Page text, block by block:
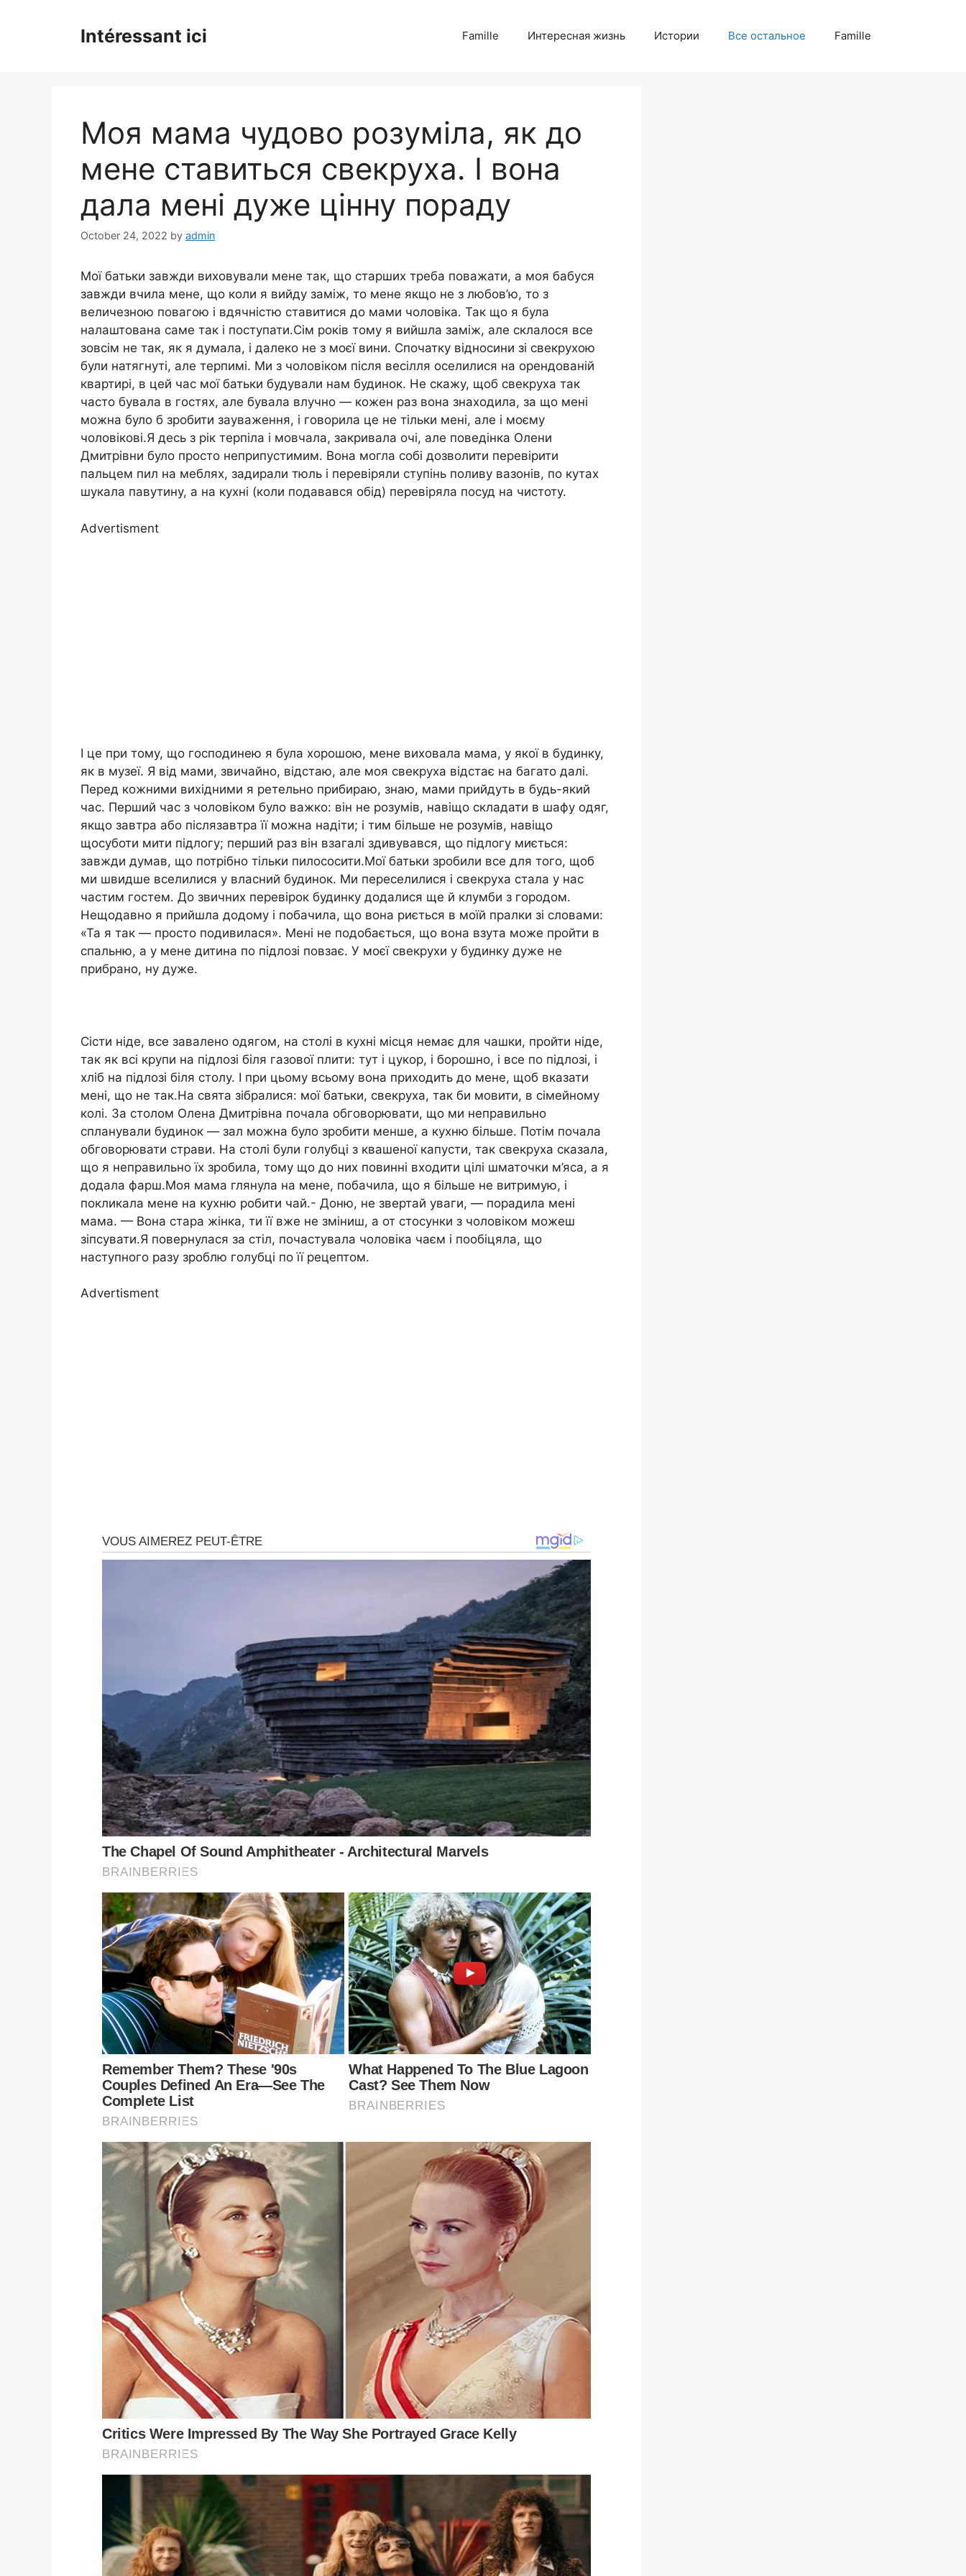
Intéressant ici Famille Интересная жизнь Истории Все остальное Famille
Моя мама чудово розуміла, як до
мене ставиться свекруха. І вона
дала мені дуже цінну пораду
October 24, 2022 by admin
Мої батьки завжди виховували мене так, що старших треба поважати, а моя бабуся
завжди вчила мене, що коли я вийду заміж, то мене якщо не з любов’ю, то з
величезною повагою і вдячністю ставитися до мами чоловіка. Так що я була
налаштована саме так і поступати.Сім років тому я вийшла заміж, але склалося все
зовсім не так, як я думала, і далеко не з моєї вини. Спочатку відносини зі свекрухою
були натягнуті, але терпимі. Ми з чоловіком після весілля оселилися на орендованій
квартирі, в цей час мої батьки будували нам будинок. Не скажу, щоб свекруха так
часто бувала в гостях, але бувала влучно — кожен раз вона знаходила, за що мені
можна було б зробити зауваження, і говорила це не тільки мені, але і моєму
чоловікові.Я десь з рік терпіла і мовчала, закривала очі, але поведінка Олени
Дмитрівни було просто неприпустимим. Вона могла собі дозволити перевірити
пальцем пил на меблях, задирали тюль і перевіряли ступінь поливу вазонів, по кутах
шукала павутину, а на кухні (коли подавався обід) перевіряла посуд на чистоту.
Advertisment
І це при тому, що господинею я була хорошою, мене виховала мама, у якої в будинку,
як в музеї. Я від мами, звичайно, відстаю, але моя свекруха відстає на багато далі.
Перед кожними вихідними я ретельно прибираю, знаю, мами прийдуть в будь-який
час. Перший час з чоловіком було важко: він не розумів, навіщо складати в шафу одяг,
якщо завтра або післязавтра її можна надіти; і тим більше не розумів, навіщо
щосуботи мити підлогу; перший раз він взагалі здивувався, що підлогу миється:
завжди думав, що потрібно тільки пилососити.Мої батьки зробили все для того, щоб
ми швидше вселилися у власний будинок. Ми переселилися і свекруха стала у нас
частим гостем. До звичних перевірок будинку додалися ще й клумби з городом.
Нещодавно я прийшла додому і побачила, що вона риється в моїй пралки зі словами:
«Та я так — просто подивилася». Мені не подобається, що вона взута може пройти в
спальню, а у мене дитина по підлозі повзає. У моєї свекрухи у будинку дуже не
прибрано, ну дуже.
Сісти ніде, все завалено одягом, на столі в кухні місця немає для чашки, пройти ніде,
так як всі крупи на підлозі біля газової плити: тут і цукор, і борошно, і все по підлозі, і
хліб на підлозі біля столу. І при цьому всьому вона приходить до мене, щоб вказати
мені, що не так.На свята зібралися: мої батьки, свекруха, так би мовити, в сімейному
колі. За столом Олена Дмитрівна почала обговорювати, що ми неправильно
спланували будинок — зал можна було зробити менше, а кухню більше. Потім почала
обговорювати страви. На столі були голубці з квашеної капусти, так свекруха сказала,
що я неправильно їх зробила, тому що до них повинні входити цілі шматочки м’яса, а я
додала фарш.Моя мама глянула на мене, побачила, що я більше не витримую, і
покликала мене на кухню робити чай.- Доню, не звертай уваги, — порадила мені
мама. — Вона стара жінка, ти її вже не зміниш, а от стосунки з чоловіком можеш
зіпсувати.Я повернулася за стіл, почастувала чоловіка чаєм і пообіцяла, що
наступного разу зроблю голубці по її рецептом.
Advertisment